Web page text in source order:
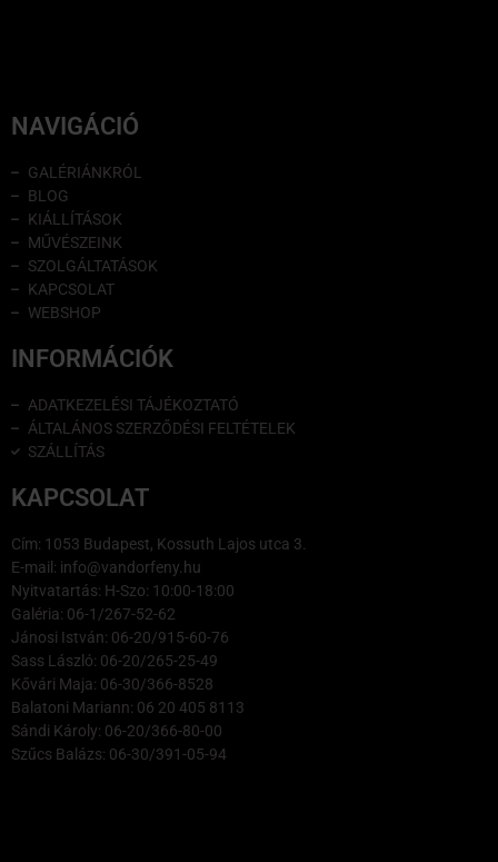
NAVIGÁCIÓ
GALÉRIÁNKRÓL
BLOG
KIÁLLÍTÁSOK
MŰVÉSZEINK
SZOLGÁLTATÁSOK
KAPCSOLAT
WEBSHOP
INFORMÁCIÓK
ADATKEZELÉSI TÁJÉKOZTATÓ
ÁLTALÁNOS SZERZŐDÉSI FELTÉTELEK
SZÁLLÍTÁS
KAPCSOLAT
Cím: 1053 Budapest, Kossuth Lajos utca 3.
E-mail: info@vandorfeny.hu
Nyitvatartás: H-Szo: 10:00-18:00
Galéria: 06-1/267-52-62
Jánosi István: 06-20/915-60-76
Sass László: 06-20/265-25-49
Kővári Maja: 06-30/366-8528
Balatoni Mariann: 06 20 405 8113
Sándi Károly: 06-20/366-80-00
Szűcs Balázs: 06-30/391-05-94